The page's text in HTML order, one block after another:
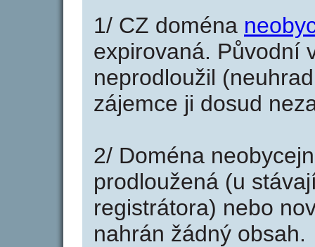
1/ CZ doména
expirovaná. Původní
neprodloužil
zájemce ji dosud
2/ Doména
prodloužená (u
registrátora) nebo
nahrán žádný obsah.